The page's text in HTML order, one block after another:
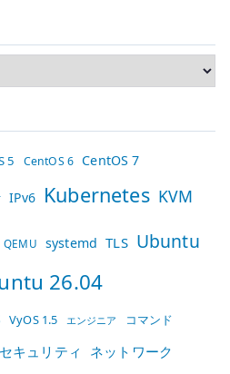
5 CentOS 6 CentOS 7
IPv6 Kubernetes KVM
QEMU systemd TLS Ubuntu
26.04
VyOS 1.5 エンジニア コマンド
セキュリティ ネットワーク